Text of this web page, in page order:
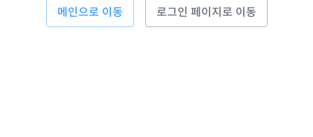
메인으로 이동 로그인 페이지로 이동